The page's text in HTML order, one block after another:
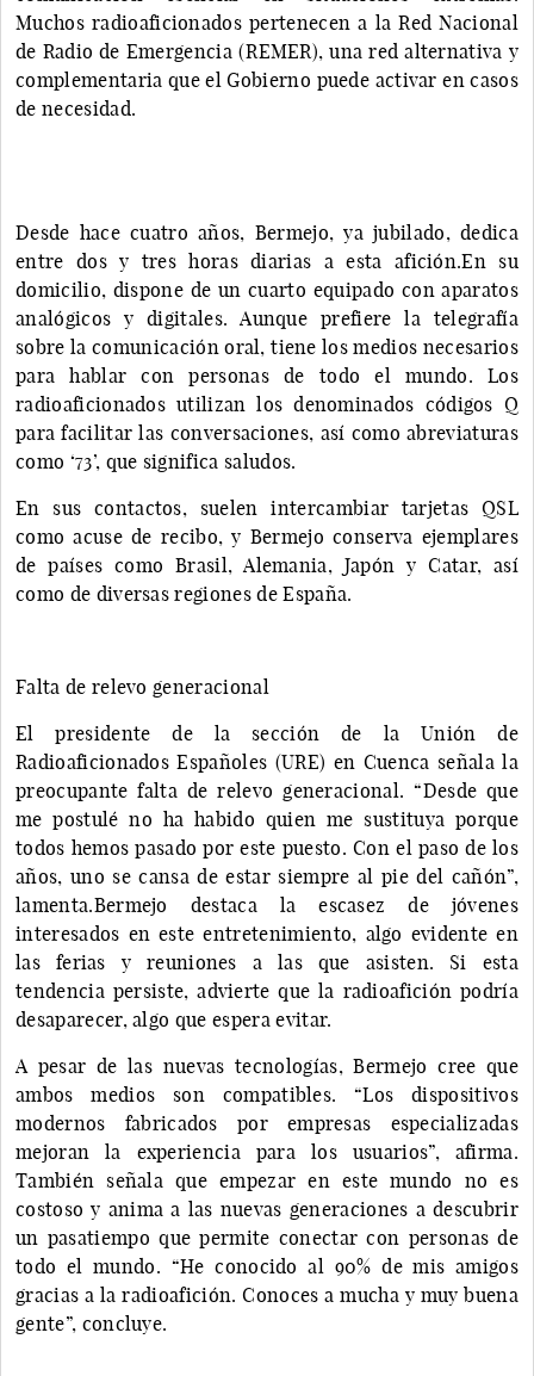
Muchos radioaficionados pertenecen a la Red Nacional
de Radio de Emergencia (REMER), una red alternativa y
complementaria que el Gobierno puede activar en casos
de necesidad.
Desde hace cuatro años, Bermejo, ya jubilado, dedica
entre dos y tres horas diarias a esta afición.En su
domicilio, dispone de un cuarto equipado con aparatos
analógicos y digitales. Aunque prefiere la telegrafía
sobre la comunicación oral, tiene los medios necesarios
para hablar con personas de todo el mundo. Los
radioaficionados utilizan los denominados códigos Q
para facilitar las conversaciones, así como abreviaturas
como ‘73’, que significa saludos.
En sus contactos, suelen intercambiar tarjetas QSL
como acuse de recibo, y Bermejo conserva ejemplares
de países como Brasil, Alemania, Japón y Catar, así
como de diversas regiones de España.
Falta de relevo generacional
El presidente de la sección de la Unión de
Radioaficionados Españoles (URE) en Cuenca señala la
preocupante falta de relevo generacional. “Desde que
me postulé no ha habido quien me sustituya porque
todos hemos pasado por este puesto. Con el paso de los
años, uno se cansa de estar siempre al pie del cañón”,
lamenta.Bermejo destaca la escasez de jóvenes
interesados en este entretenimiento, algo evidente en
las ferias y reuniones a las que asisten. Si esta
tendencia persiste, advierte que la radioafición podría
desaparecer, algo que espera evitar.
A pesar de las nuevas tecnologías, Bermejo cree que
ambos medios son compatibles. “Los dispositivos
modernos fabricados por empresas especializadas
mejoran la experiencia para los usuarios”, afirma.
También señala que empezar en este mundo no es
costoso y anima a las nuevas generaciones a descubrir
un pasatiempo que permite conectar con personas de
todo el mundo. “He conocido al 90% de mis amigos
gracias a la radioafición. Conoces a mucha y muy buena
gente”, concluye.